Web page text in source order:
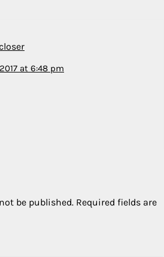
at 6:48 pm
be published. Required fields are